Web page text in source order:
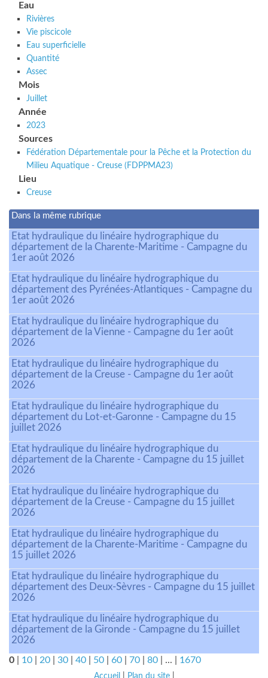
Eau
Rivières
Vie piscicole
Eau superficielle
Quantité
Assec
Mois
Juillet
Année
2023
Sources
Fédération Départementale pour la Pêche et la Protection du
Milieu Aquatique - Creuse (FDPPMA23)
Lieu
Creuse
Dans la même rubrique
Etat hydraulique du linéaire hydrographique du
département de la Charente-Maritime - Campagne du
1er août 2026
Etat hydraulique du linéaire hydrographique du
département des Pyrénées-Atlantiques - Campagne du
1er août 2026
Etat hydraulique du linéaire hydrographique du
département de la Vienne - Campagne du 1er août
2026
Etat hydraulique du linéaire hydrographique du
département de la Creuse - Campagne du 1er août
2026
Etat hydraulique du linéaire hydrographique du
département du Lot-et-Garonne - Campagne du 15
juillet 2026
Etat hydraulique du linéaire hydrographique du
département de la Charente - Campagne du 15 juillet
2026
Etat hydraulique du linéaire hydrographique du
département de la Creuse - Campagne du 15 juillet
2026
Etat hydraulique du linéaire hydrographique du
département de la Charente-Maritime - Campagne du
15 juillet 2026
Etat hydraulique du linéaire hydrographique du
département des Deux-Sèvres - Campagne du 15 juillet
2026
Etat hydraulique du linéaire hydrographique du
département de la Gironde - Campagne du 15 juillet
2026
0 10 20 30 40 50 60 70 80 ... 1670
Accueil Plan du site|